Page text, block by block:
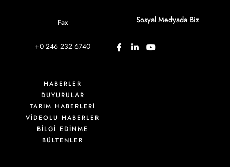
Fax
+0 246 232 6740
Sosyal Medyada Biz
HABERLER
DUYURULAR
TARIM HABERLERİ
VIDEOLU HABERLER
BİLGİ EDİNME
BÜLTENLER